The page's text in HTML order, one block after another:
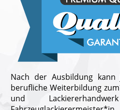
Nach der Ausbildung
berufliche Weiterbildung
und